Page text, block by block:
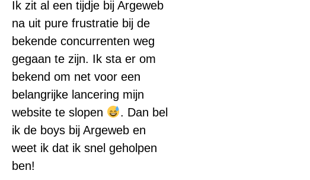
Ik zit al een tijdje bij Argeweb
na uit pure frustratie bij de
bekende concurrenten weg
gegaan te zijn. Ik sta er om
bekend om net voor een
belangrijke lancering mijn
website te slopen
. Dan bel
ik de boys bij Argeweb en
weet ik dat ik snel geholpen
ben!